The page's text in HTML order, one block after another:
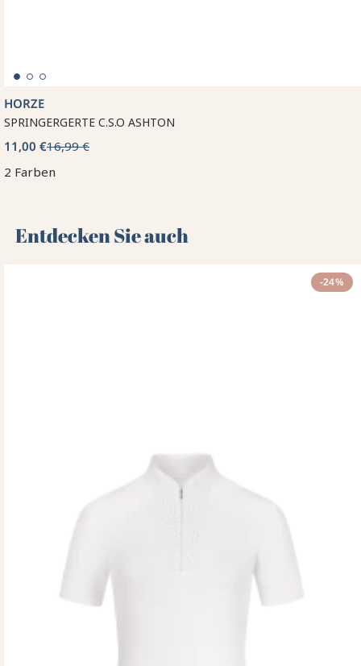
HORZE
SPRINGERGERTE C.S.O ASHTON
11,00 €16,99 €
2 Farben
Entdecken Sie auch 🌻
-24%